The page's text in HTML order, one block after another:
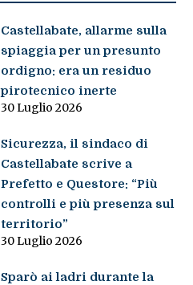
Castellabate, allarme sulla
spiaggia per un presunto
ordigno: era un residuo
pirotecnico inerte
30 Luglio 2026
Sicurezza, il sindaco di
Castellabate scrive a
Prefetto e Questore: “Più
controlli e più presenza sul
territorio”
30 Luglio 2026
Sparò ai ladri durante la